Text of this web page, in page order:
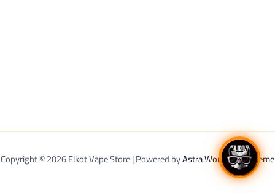
Copyright © 2026 Elkot Vape Store | Powered byAstra WordPress Theme